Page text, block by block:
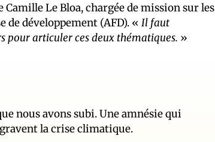
Camille Le Bloa, chargée de mission sur les
de développement (AFD). « Il faut
pour articuler ces deux thématiques. »
nous avons subi. Une amnésie qui
la crise climatique.